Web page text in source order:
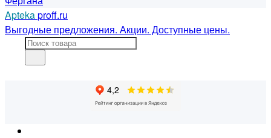
Aptekaproff.ru
Выгодные предложения. Акции. Доступные цены.